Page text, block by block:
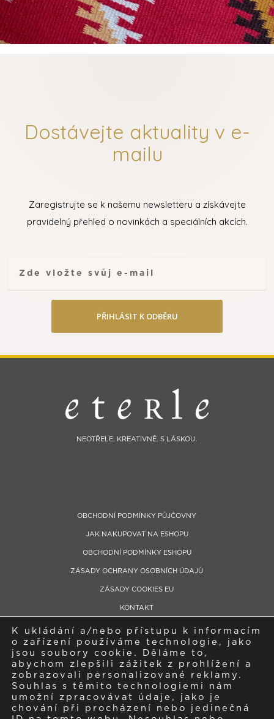
Dostávejte aktuality v e-
mailu
Zaregistrujte se k našemu newsletteru a získávejte
pravidelný přehled o novinkách a speciálních akcích.
PŘIHLÁSIT K ODBĚRU
NEOTŘELE. KREATIVNĚ. S LÁSKOU.
OBCHODNÍ PODMÍNKY PŮJČOVNY
JAK NAKUPOVAT NA ESHOPU
OBCHODNÍ PODMÍNKY ESHOPU
ZÁSADY OCHRANY OSOBNÍCH ÚDAJŮ
ZÁSADY COOKIES EU
KONTAKT
Telefon: +420 604 280 759
Showroom/provozovna: Bývalý zemědělský areál, Libčická, 252 65 Tursko
IČO: 04543335, Společnost je zapsaná v obchodním rejstříku pod spisovou
značkou C249410 vedená u Městského soudu v Praze
K ukládání a/nebo přístupu k informacím
o zařízení používáme technologie, jako
jsou soubory cookie. Děláme to,
abychom zlepšili zážitek z prohlížení a
zobrazovali personalizované reklamy.
Souhlas s těmito technologiemi nám
umožní zpracovávat údaje, jako je
chování při procházení nebo jedinečná